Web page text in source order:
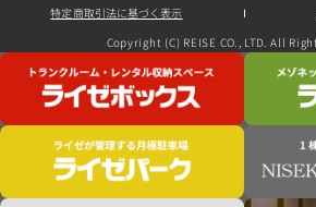
特定商取引法に基づく表示
Copyright (C) REISE CO., LTD. All